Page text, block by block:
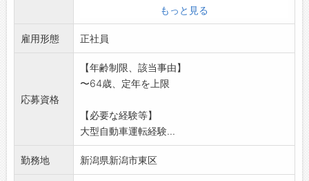
※大型自動車免許の取得に補助制度有ります。
*変更範囲:変更なし
もっと見る
雇用形態 正社員
応募資格
【年齢制限、該当事由】
〜64歳、定年を上限
【必要な経験等】
大型自動車運転経験...
勤務地 新潟県新潟市東区